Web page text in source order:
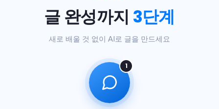
글 완성까지 3단계
새로 배울 것 없이 AI로 글을 만드세요
1